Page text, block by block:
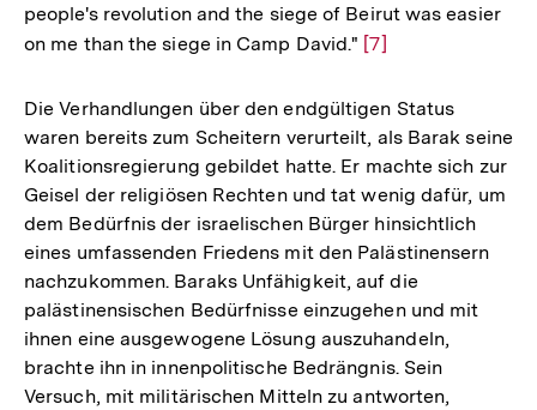
people's revolution and the siege of Beirut was easier
on me than the siege in Camp David." Zur
der
Fußnote
[7]
Die Verhandlungen über den endgültigen Status
waren bereits zum Scheitern verurteilt, als Barak seine
Koalitionsregierung gebildet hatte. Er machte sich zur
Geisel der religiösen Rechten und tat wenig dafür, um
dem Bedürfnis der israelischen Bürger hinsichtlich
eines umfassenden Friedens mit den Palästinensern
nachzukommen. Baraks Unfähigkeit, auf die
palästinensischen Bedürfnisse einzugehen und mit
ihnen eine ausgewogene Lösung auszuhandeln,
brachte ihn in innenpolitische Bedrängnis. Sein
Versuch, mit militärischen Mitteln zu antworten,